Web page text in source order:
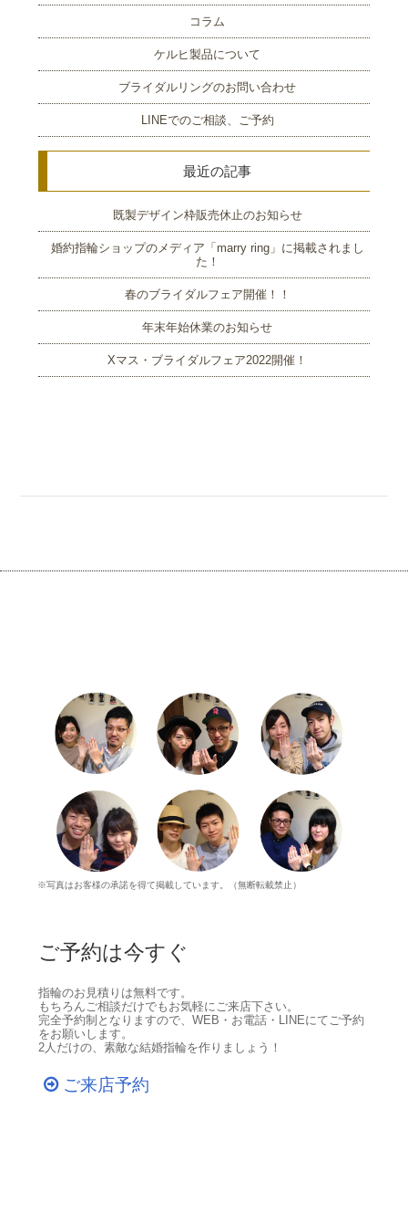
コラム
ケルヒ製品について
ブライダルリングのお問い合わせ
LINEでのご相談、ご予約
最近の記事
既製デザイン枠販売休止のお知らせ
婚約指輪ショップのメディア「marry ring」に掲載されまし
た！
春のブライダルフェア開催！！
年末年始休業のお知らせ
Xマス・ブライダルフェア2022開催！
※写真はお客様の承諾を得て掲載しています。（無断転載禁止）
ご予約は今すぐ
指輪のお見積りは無料です。
もちろんご相談だけでもお気軽にご来店下さい。
完全予約制となりますので、WEB・お電話・LINEにてご予約
をお願いします。
2人だけの、素敵な結婚指輪を作りましょう！
ご来店予約